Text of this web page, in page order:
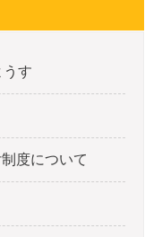
す
度について